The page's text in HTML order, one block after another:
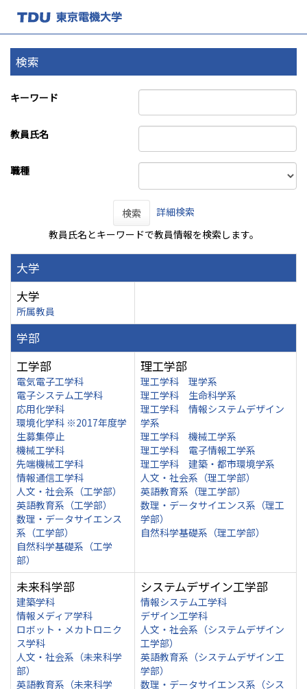
検索
キーワード
教員氏名
職種
検索
詳細検索
教員氏名とキーワードで教員情報を検索します。
大学
大学
所属教員
学部
工学部
電気電子工学科
電子システム工学科
応用化学科
環境化学科 ※2017年度学
生募集停止
機械工学科
先端機械工学科
情報通信工学科
人文・社会系（工学部）
英語教育系（工学部）
数理・データサイエンス
系（工学部）
自然科学基礎系（工学
部）
理工学部
理工学科 理学系
理工学科 生命科学系
理工学科 情報システムデザイン
学系
理工学科 機械工学系
理工学科 電子情報工学系
理工学科 建築・都市環境学系
人文・社会系（理工学部）
英語教育系（理工学部）
数理・データサイエンス系（理工
学部）
自然科学基礎系（理工学部）
未来科学部
建築学科
情報メディア学科
ロボット・メカトロニク
ス学科
人文・社会系（未来科学
部）
英語教育系（未来科学
システムデザイン工学部
情報システム工学科
デザイン工学科
人文・社会系（システムデザイン
工学部）
英語教育系（システムデザイン工
学部）
数理・データサイエンス系（シス